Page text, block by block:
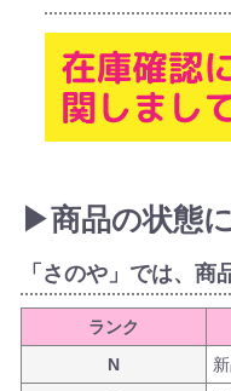
▶商品の状態
「さのや」では、商
ランク
N